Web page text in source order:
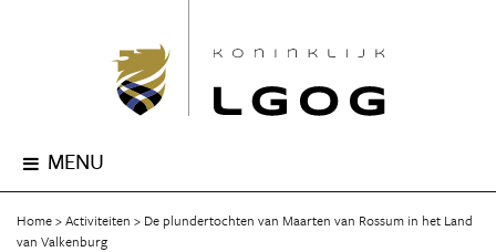
MENU
Home Activiteiten
De plundertochten van Maarten van Rossum in het Land
van Valkenburg